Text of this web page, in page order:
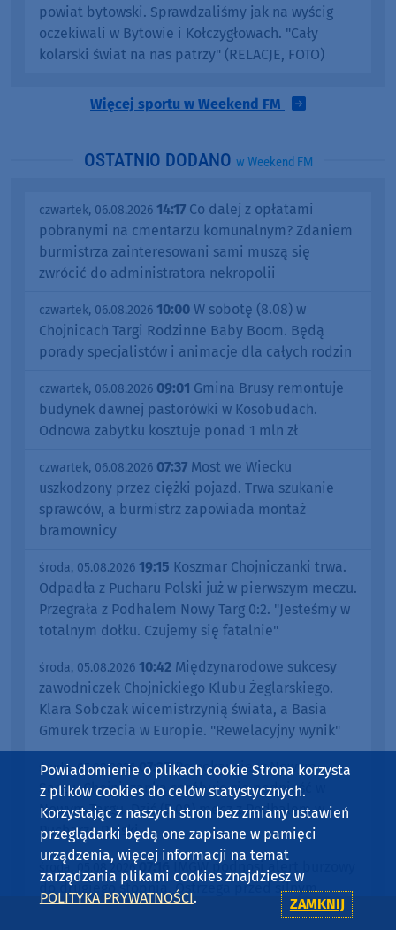
powiat bytowski. Sprawdzaliśmy jak na wyścig
oczekiwali w Bytowie i Kołczygłowach. "Cały
kolarski świat na nas patrzy" (RELACJE, FOTO)
Więcej sportu w Weekend FM
OSTATNIO DODANO w Weekend FM
czwartek, 06.08.2026 14:17 Co dalej z opłatami
pobranymi na cmentarzu komunalnym? Zdaniem
burmistrza zainteresowani sami muszą się
zwrócić do administratora nekropolii
czwartek, 06.08.2026 10:00 W sobotę (8.08) w
Chojnicach Targi Rodzinne Baby Boom. Będą
porady specjalistów i animacje dla całych rodzin
czwartek, 06.08.2026 09:01 Gmina Brusy remontuje
budynek dawnej pastorówki w Kosobudach.
Odnowa zabytku kosztuje ponad 1 mln zł
czwartek, 06.08.2026 07:37 Most we Wiecku
uszkodzony przez ciężki pojazd. Trwa szukanie
sprawców, a burmistrz zapowiada montaż
bramownicy
środa, 05.08.2026 19:15 Koszmar Chojniczanki trwa.
Odpadła z Pucharu Polski już w pierwszym meczu.
Przegrała z Podhalem Nowy Targ 0:2. "Jesteśmy w
totalnym dołku. Czujemy się fatalnie"
środa, 05.08.2026 10:42 Międzynarodowe sukcesy
zawodniczek Chojnickiego Klubu Żeglarskiego.
Klara Sobczak wicemistrzynią świata, a Basia
Gmurek trzecia w Europie. "Rewelacyjny wynik"
środa, 05.08.2026 07:25Po nokaucie w Nowym
Sączu, Chojniczanka spróbuje się podnieść w
Nowym Targu. Dziś (5.08) mecz z Podhalem w
Pucharze Polski
środa, 05.08.2026 07:16 IMGW podnosi alert burzowy
do drugiego stopnia. Ostrzega przed silnym
deszczem, wiatrem i gradem (AKTUALIZACJA)
Powiadomienie o plikach cookie Strona korzysta
z plików cookies do celów statystycznych.
Korzystając z naszych stron bez zmiany ustawień
przeglądarki będą one zapisane w pamięci
urządzenia, więcej informacji na temat
zarządzania plikami cookies znajdziesz w
POLITYKA PRYWATNOŚCI. ZAMKNIJ